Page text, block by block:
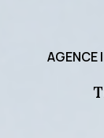
AGENCE